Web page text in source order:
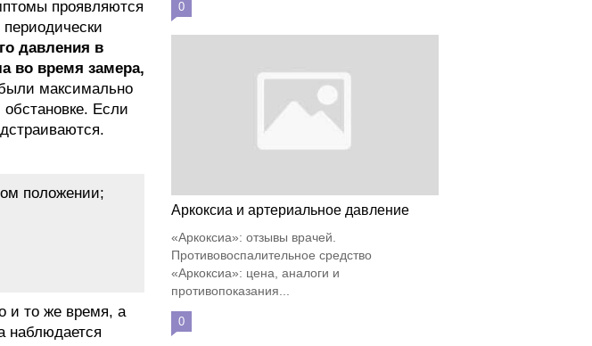
проявляются
давления в
во время замера,
максимально
Если
положении;
и то же время, а
наблюдается
0
Аркоксиа и артериальное давление
«Аркоксиа»: отзывы врачей.
Противовоспалительное средство
«Аркоксиа»: цена, аналоги и
противопоказания...
0